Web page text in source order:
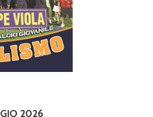
2026